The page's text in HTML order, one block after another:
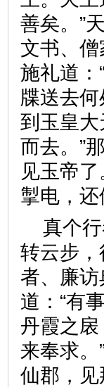
善矣。”
文书、
施礼道：
牒送去
到玉皇大
而去。”
见玉帝
掣电，
真个
转云步
者、廉访
道：“有
丹霞之
来奉求。
仙郡，